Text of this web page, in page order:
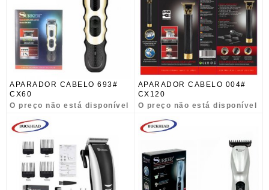
APARADOR CABELO 693#
CX60
O preço não está disponível
APARADOR CABELO 004#
CX120
O preço não está disponível